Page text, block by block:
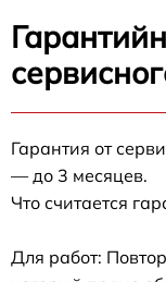
Гарантия от
— до 3 месяцев.
Что считается
Для работ: